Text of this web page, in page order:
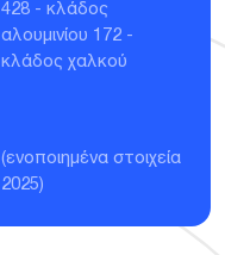
428 - κλάδος
αλουμινίου 172 -
κλάδος χαλκού
(ενοποιημένα στοιχεία
2025)